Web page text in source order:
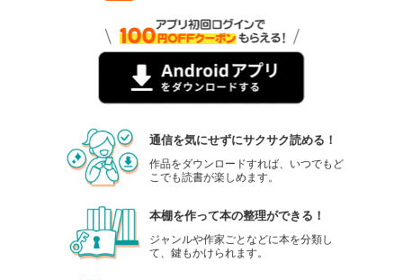
通信を気にせずにサクサク読める！
作品をダウンロードすれば、いつでもど
こでも読書が楽しめます。
本棚を作って本の整理ができる！
ジャンルや作家ごとなどに本を分類し
て、鍵もかけられます。